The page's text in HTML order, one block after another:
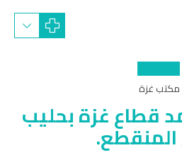
مكتب غزة
قطاع غزة بحليب
المنقطع.